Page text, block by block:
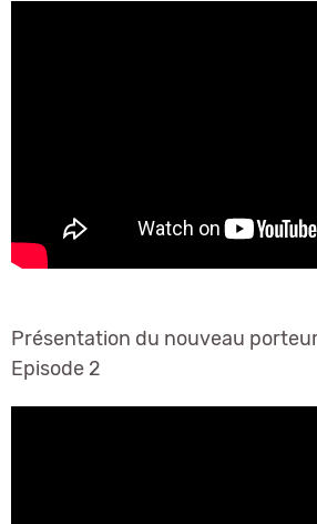
Présentation du nouveau
Episode 2